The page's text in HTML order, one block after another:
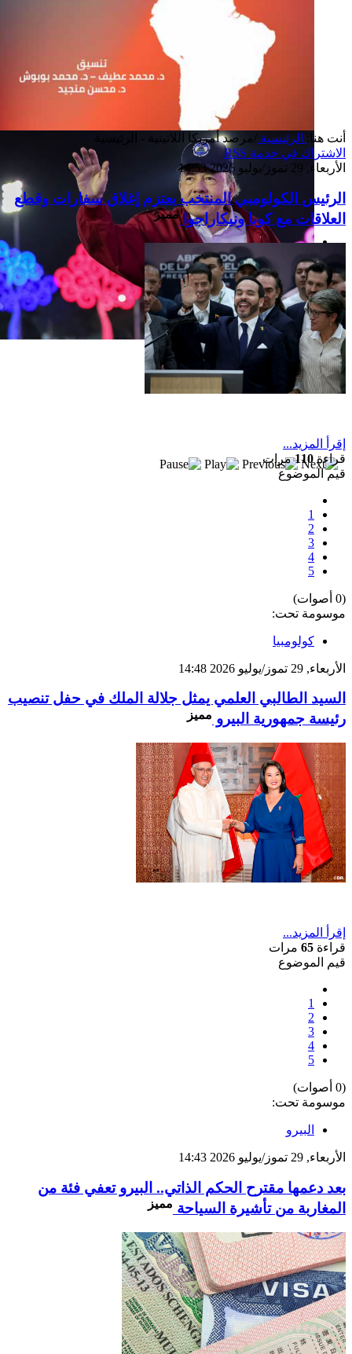
إصدار جديد
بعد خطف مادورو وحصار كوبا.. ماذا ستفعل
واشنطن بأورتيغا؟
أنت هنا: الرئيسية
مرصد أمريكا اللاتينية - الرئيسية
الاشتراك في خدمة RSS
الأربعاء, 29 تموز/يوليو 2026 14:53
الرئيس الكولومبي المنتخب يعتزم إغلاق سفارات وقطع
العلاقات مع كوبا ونيكاراجوامميز
إقرأ المزيد...
قراءة 110مرات
قيم الموضوع
1
2
3
4
5
(0 أصوات)
موسومة تحت:
كولومبيا
الأربعاء, 29 تموز/يوليو 2026 14:48
السيد الطالبي العلمي يمثل جلالة الملك في حفل تنصيب
رئيسة جمهورية البيرو مميز
إقرأ المزيد...
قراءة 65 مرات
قيم الموضوع
1
2
3
4
5
(0 أصوات)
موسومة تحت:
البيرو
الأربعاء, 29 تموز/يوليو 2026 14:43
بعد دعمها مقترح الحكم الذاتي.. البيرو تعفي فئة من
المغاربة من تأشيرة السياحة مميز